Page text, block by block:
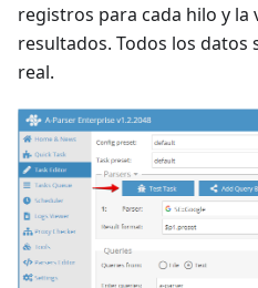
registros para cada hilo y la
resultados. Todos los datos
real.